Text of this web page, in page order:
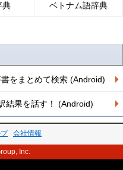
典 ベトナム語辞典
をまとめて検索 (Android)
結果を話す！ (Android)
会社情報
Inc.